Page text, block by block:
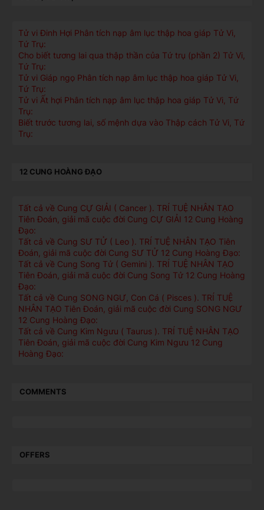
Tử vi Đinh Hợi Phân tích nạp âm lục thập hoa giáp Tử Vi,
Tứ Trụ:
Cho biết tương lai qua thập thần của Tứ trụ (phần 2) Tử Vi,
Tứ Trụ:
Tử vi Giáp ngọ Phân tích nạp âm lục thập hoa giáp Tử Vi,
Tứ Trụ:
Tử vi Ất hợi Phân tích nạp âm lục thập hoa giáp Tử Vi, Tứ
Trụ:
Biết trước tương lai, số mệnh dựa vào Thập cách Tử Vi, Tứ
Trụ:
12 CUNG HOÀNG ĐẠO
Tất cả về Cung CỰ GIẢI ( Cancer ). TRÍ TUỆ NHÂN TẠO
Tiên Đoán, giải mã cuộc đời Cung CỰ GIẢI 12 Cung Hoàng
Đạo:
Tất cả về Cung SƯ TỬ ( Leo ). TRÍ TUỆ NHÂN TẠO Tiên
Đoán, giải mã cuộc đời Cung SƯ TỬ 12 Cung Hoàng Đạo:
Tất cả về Cung Song Tử ( Gemini ). TRÍ TUỆ NHÂN TẠO
Tiên Đoán, giải mã cuộc đời Cung Song Tử 12 Cung Hoàng
Đạo:
Tất cả về Cung SONG NGƯ, Con Cá ( Pisces ). TRÍ TUỆ
NHÂN TẠO Tiên Đoán, giải mã cuộc đời Cung SONG NGƯ
12 Cung Hoàng Đạo:
Tất cả về Cung Kim Ngưu ( Taurus ). TRÍ TUỆ NHÂN TẠO
Tiên Đoán, giải mã cuộc đời Cung Kim Ngưu 12 Cung
Hoàng Đạo:
COMMENTS
OFFERS